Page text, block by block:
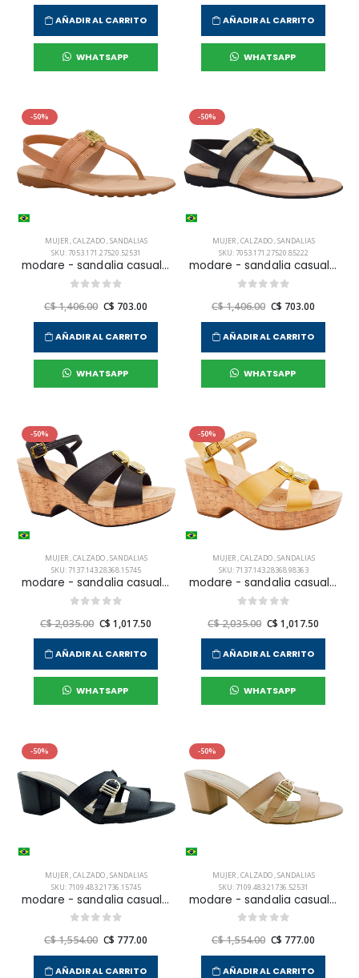
AÑADIR AL CARRITO
WHATSAPP
AÑADIR AL CARRITO
WHATSAPP
-50%
MUJER,CALZADO,SANDALIAS
SKU: 7053.171.27520.52531
modare - sandalia casual para mujer
C$ 1,406.00 C$ 703.00
AÑADIR AL CARRITO
WHATSAPP
-50%
MUJER,CALZADO,SANDALIAS
SKU: 7053.171.27520.85222
modare - sandalia casual para mujer
C$ 1,406.00 C$ 703.00
AÑADIR AL CARRITO
WHATSAPP
-50%
MUJER,CALZADO,SANDALIAS
SKU: 7137.143.28368.15745
modare - sandalia casual para mujer
C$ 2,035.00 C$ 1,017.50
AÑADIR AL CARRITO
WHATSAPP
-50%
MUJER,CALZADO,SANDALIAS
SKU: 7137.143.28368.98363
modare - sandalia casual para mujer
C$ 2,035.00 C$ 1,017.50
AÑADIR AL CARRITO
WHATSAPP
-50%
MUJER,CALZADO,SANDALIAS
SKU: 7109.483.21736.15745
modare - sandalia casual para mujer
C$ 1,554.00 C$ 777.00
AÑADIR AL CARRITO
-50%
MUJER,CALZADO,SANDALIAS
SKU: 7109.483.21736.52531
modare - sandalia casual para mujer
C$ 1,554.00 C$ 777.00
AÑADIR AL CARRITO